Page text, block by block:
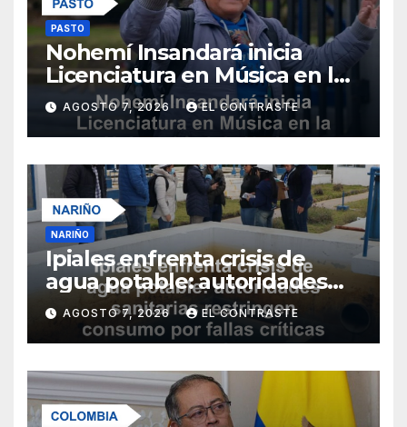
PASTO
Nohemí Insandará inicia
Licenciatura en Música en la
Universidad de Nariño
AGOSTO 7, 2026 EL CONTRASTE
NARIÑO
Ipiales enfrenta crisis de
agua potable: autoridades
sanitarias restringen
consumo por fallas críticas
en tratamiento
AGOSTO 7, 2026 EL CONTRASTE